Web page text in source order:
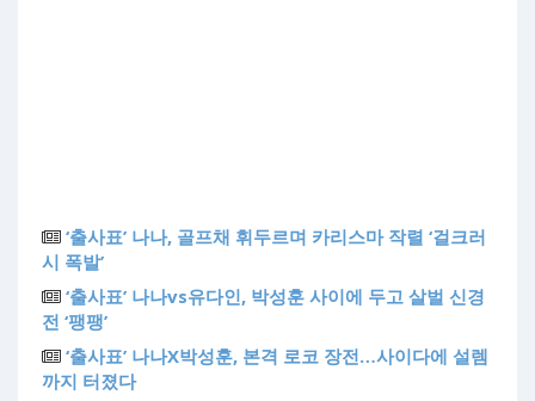
‘출사표’ 나나, 골프채 휘두르며 카리스마 작렬 ‘걸크러
시 폭발’
‘출사표’ 나나vs유다인, 박성훈 사이에 두고 살벌 신경
전 ‘팽팽’
‘출사표’ 나나X박성훈, 본격 로코 장전…사이다에 설렘
까지 터졌다